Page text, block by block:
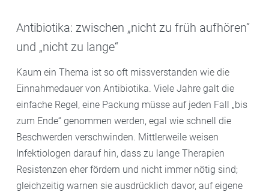
Antibiotika: zwischen „nicht zu früh aufhören“
und „nicht zu lange“
Kaum ein Thema ist so oft missverstanden wie die
Einnahmedauer von Antibiotika. Viele Jahre galt die
einfache Regel, eine Packung müsse auf jeden Fall „bis
zum Ende“ genommen werden, egal wie schnell die
Beschwerden verschwinden. Mittlerweile weisen
Infektiologen darauf hin, dass zu lange Therapien
Resistenzen eher fördern und nicht immer nötig sind;
gleichzeitig warnen sie ausdrücklich davor, auf eigene